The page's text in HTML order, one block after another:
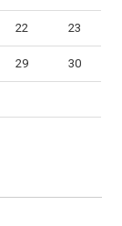
22 23
29 30